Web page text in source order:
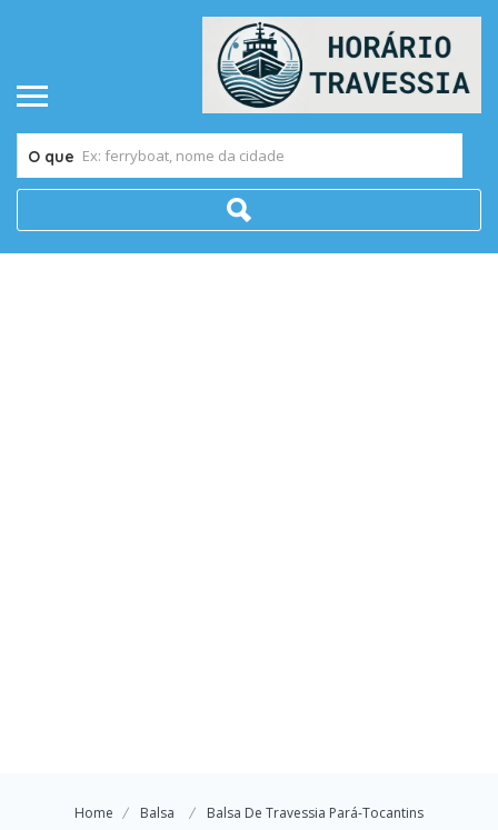
O que
Home Balsa Balsa De Travessia Pará-Tocantins